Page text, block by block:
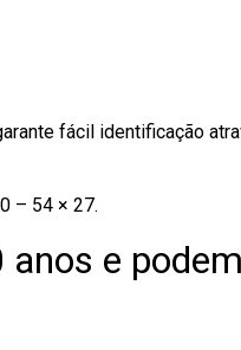
fácil identificação
– 54 × 27.
e